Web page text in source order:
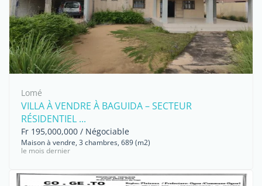
Lomé
VILLA À VENDRE À BAGUIDA – SECTEUR
RÉSIDENTIEL ...
Fr 195,000,000 / Négociable
Maison à vendre, 3 chambres, 689 (m2)
le mois dernier